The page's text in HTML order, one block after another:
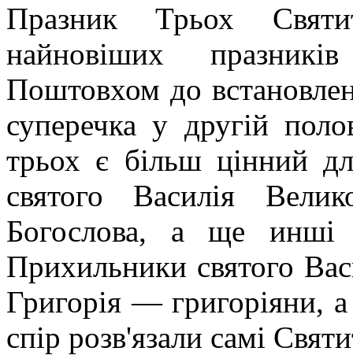
Празник Трьох
найновіших
Поштовхом до
суперечка у другій
трьох є більш цінний
святого Василія
Богослова, а ще инші
Прихильники святого
Григорія — григоріяни,
спір розв'язали самі